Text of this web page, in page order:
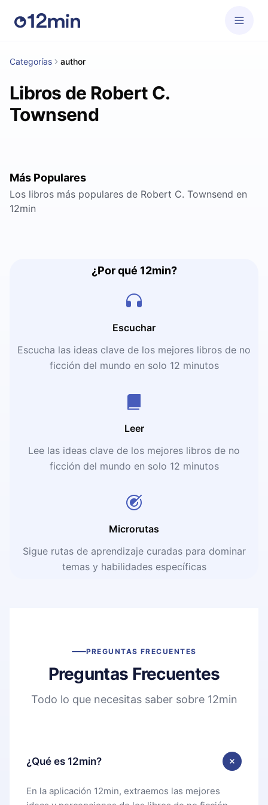
Categorías author
Libros de Robert C.
Townsend
Más Populares
Los libros más populares de Robert C. Townsend en
12min
¿Por qué 12min?
Escuchar
Escucha las ideas clave de los mejores libros de no
ficción del mundo en solo 12 minutos
Leer
Lee las ideas clave de los mejores libros de no
ficción del mundo en solo 12 minutos
Microrutas
Sigue rutas de aprendizaje curadas para dominar
temas y habilidades específicas
PREGUNTAS FRECUENTES
Preguntas Frecuentes
Todo lo que necesitas saber sobre 12min
¿Qué es 12min?
En la aplicación 12min, extraemos las mejores